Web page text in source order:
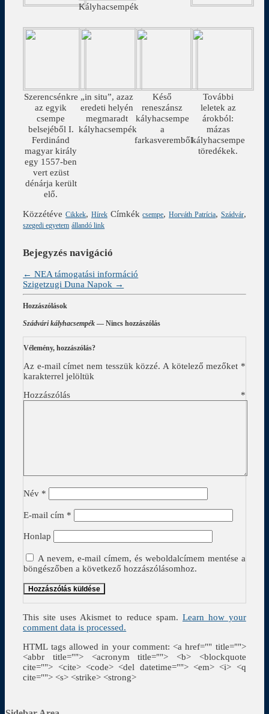
Kályhacsempék
Szerencsénkre
az egyik
csempe
belsejéből I.
Ferdinánd
magyar király
egy 1557-ben
vert ezüst
dénárja került
elő.
„in situ”, azaz
eredeti helyén
megmaradt
kályhacsempék
Késő
reneszánsz
kályhacsempe
a
farkasveremből
További
leletek az
árokból:
mázas
kályhacsempe
töredékek.
Közzétéve Cikkek, Hírek Címkék csempe,Horváth Patrícia, Szádvár,
szegedi egyetem állandó link
Bejegyzés navigáció
← NEA támogatási információ
Szigetzugi Duna Napok →
Hozzászólások
Szádvári kályhacsempék — Nincs hozzászólás
Vélemény, hozzászólás?
Az e-mail címet nem tesszük közzé. A kötelező mezőket *
karakterrel jelöltük
Hozzászólás *
Név *
E-mail cím *
Honlap
A nevem, e-mail címem, és weboldalcímem mentése a
böngészőben a következő hozzászólásomhoz.
This site uses Akismet to reduce spam. Learn how your
comment data is processed.
HTML tags allowed in your comment: <a href="" title="">
<abbr title=""> <acronym title=""> <b> <blockquote
cite=""> <cite> <code> <del datetime=""> <em> <i> <q
cite=""> <s> <strike> <strong>